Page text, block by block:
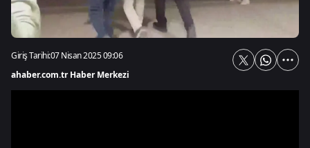
Giriş Tarihi:07 Nisan 2025 09:06
ahaber.com.tr Haber Merkezi